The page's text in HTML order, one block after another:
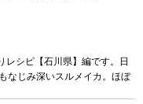
レシピ【石川県】編です。日
なじみ深いスルメイカ。ほぼ